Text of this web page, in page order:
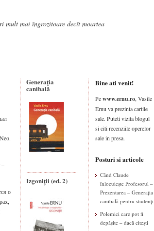
mult mai îngrozitoare decît moartea
–
о
Generaţia
canibală
Izgoniții (ed. 2)
Bine ati venit!
Pewww.ernu.ro, Vasile
Ernu va prezinta cartile
sale. Puteti vizita blogul
si citi recenziile operelor
sale in presa.
Posturi si articole
Când Claude
înlocuiește Profesorul –
Prezentarea – Generația
canibală pentru studenți
Polemici care pot fi
depășite – dacă citești